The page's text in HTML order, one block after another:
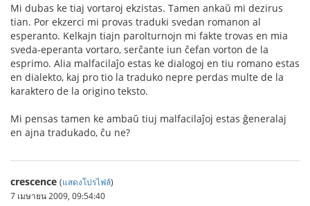
Mi dubas ke tiaj vortaroj ekzistas. Tamen ankaŭ mi dezirus
tian. Por ekzerci mi provas traduki svedan romanon al
esperanto. Kelkajn tiajn parolturnojn mi fakte trovas en mia
sveda-eperanta vortaro, serĉante iun ĉefan vorton de la
esprimo. Alia malfacilaĵo estas ke dialogoj en tiu romano estas
en dialekto, kaj pro tio la traduko nepre perdas multe de la
karaktero de la origino teksto.
Mi pensas tamen ke ambaŭ tiuj malfacilaĵoj estas ĝeneralaj
en ajna tradukado, ĉu ne?
crescence (แสดงโปรไฟล์)
7 เมษายน 2009, 09:54:40